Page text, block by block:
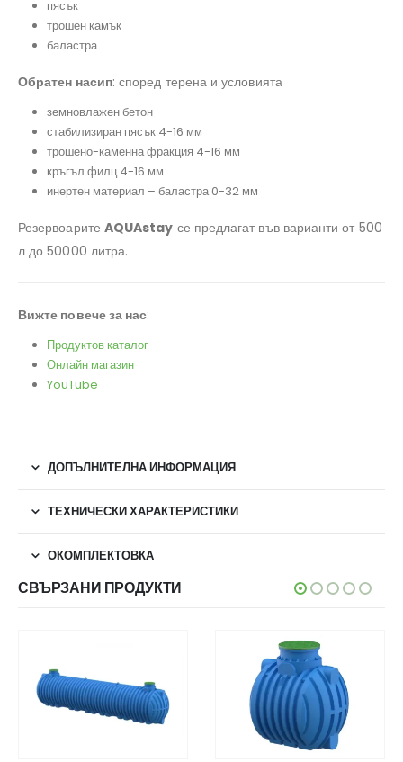
пясък
трошен камък
баластра
Обратен насип: според терена и условията
земновлажен бетон
стабилизиран пясък 4-16 мм
трошено-каменна фракция 4-16 мм
кръгъл филц 4-16 мм
инертен материал – баластра 0-32 мм
Резервоарите AQUAstay се предлагат във варианти от 500
л до 50000 литра.
Вижте повече за нас:
Продуктов каталог
Онлайн магазин
YouTube
ДОПЪЛНИТЕЛНА ИНФОРМАЦИЯ
ТЕХНИЧЕСКИ ХАРАКТЕРИСТИКИ
ОКОМПЛЕКТОВКА
СВЪРЗАНИ ПРОДУКТИ